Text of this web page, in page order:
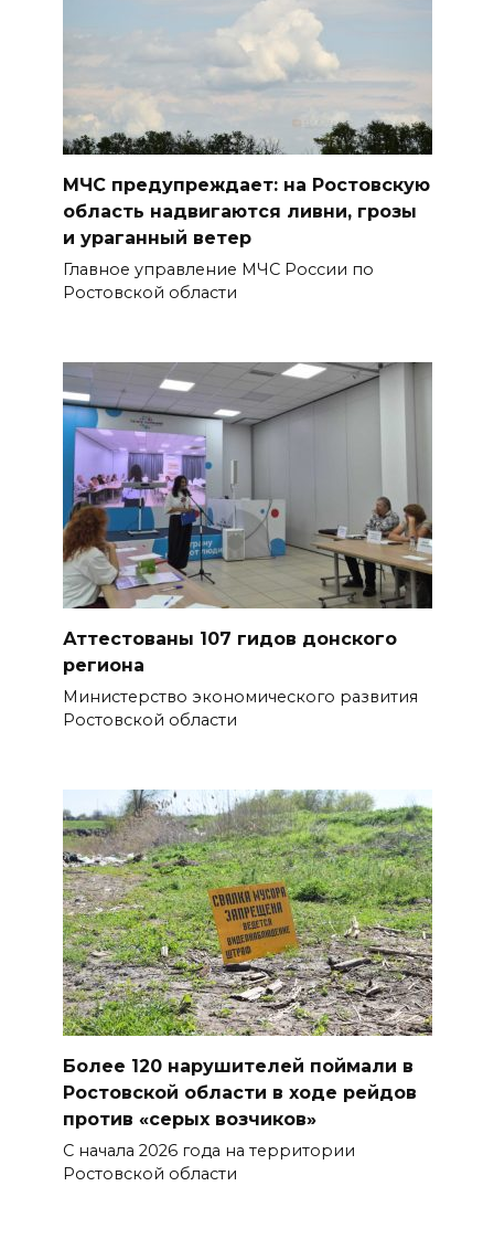
БОЛЬШЕ НОВОСТЕЙ
МЧС предупреждает: на Ростовскую
область надвигаются ливни, грозы
и ураганный ветер
Главное управление МЧС России по
Ростовской области
Аттестованы 107 гидов донского
региона
Министерство экономического развития
Ростовской области
Более 120 нарушителей поймали в
Ростовской области в ходе рейдов
против «серых возчиков»
С начала 2026 года на территории
Ростовской области